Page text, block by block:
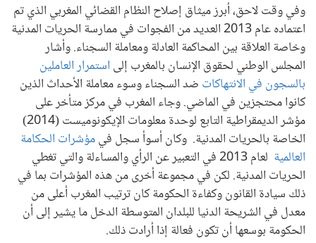
وفي وقت لاحق، أبرز ميثاق إصلاح النظام القضائي المغربي الذي تم
اعتماده عام 2013 العديد من الفجوات في ممارسة الحريات المدنية
وخاصة العلاقة بين المحاكمة العادلة ومعاملة السجناء. وأشار
المجلس الوطني لحقوق الإنسان بالمغرب إلى استمرار العاملين
بالسجون في الانتهاكات ضد السجناء وسوء معاملة الأحداث الذين
كانوا محتجزين في الماضي. وجاء المغرب في مركز متأخر على
مؤشر الديمقراطية التابع لوحدة معلومات الإيكونوميست (2014)
الخاصة بالحريات المدنية. وكان أسوأ سجل فيمؤشرات الحكامة
العالمية
لعام 2013 في التعبير عن الرأي والمساءلة والتي تغطي
الحريات المدنية. لكن في مجموعة أخرى من هذه المؤشرات بما في
ذلك سيادة القانون وكفاءة الحكومة كان ترتيب المغرب أعلى من
معدل في الشريحة الدنيا للبلدان المتوسطة الدخل ما يشير إلى أن
الحكومة بوسعها أن تكون فعالة إذا أرادت ذلك.